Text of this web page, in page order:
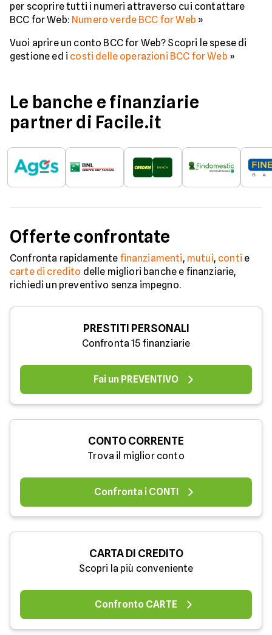
per scoprire tutti i numeri attraverso cui contattare
BCC for Web: Numero verde BCC for Web »
Vuoi aprire un conto BCC for Web? Scopri le spese di
gestione ed i costi delle operazioni BCC for Web »
Le banche e finanziarie
partner di Facile.it
Offerte confrontate
Confronta rapidamente finanziamenti, mutui, conti e
carte di credito delle migliori banche e finanziarie,
richiedi un preventivo senza impegno.
PRESTITI PERSONALI
Confronta 15 finanziarie
Fai un PREVENTIVO
CONTO CORRENTE
Trova il miglior conto
Confronta i CONTI
CARTA DI CREDITO
Scopri la più conveniente
Confronto CARTE